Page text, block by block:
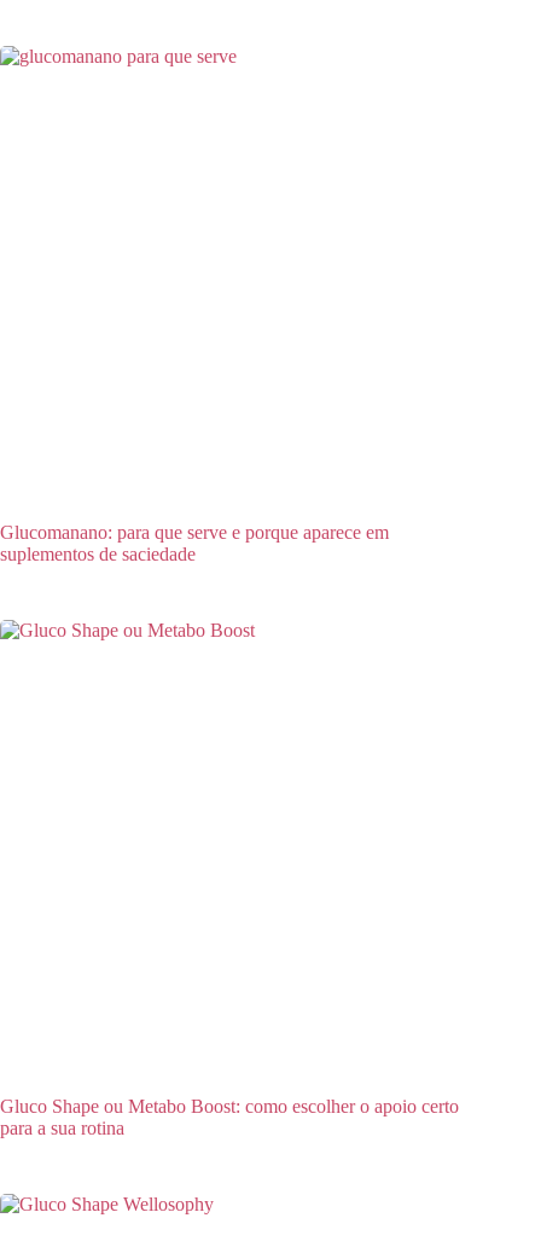
Glucomanano: para que serve e porque aparece em
suplementos de saciedade
Gluco Shape ou Metabo Boost: como escolher o apoio certo
para a sua rotina